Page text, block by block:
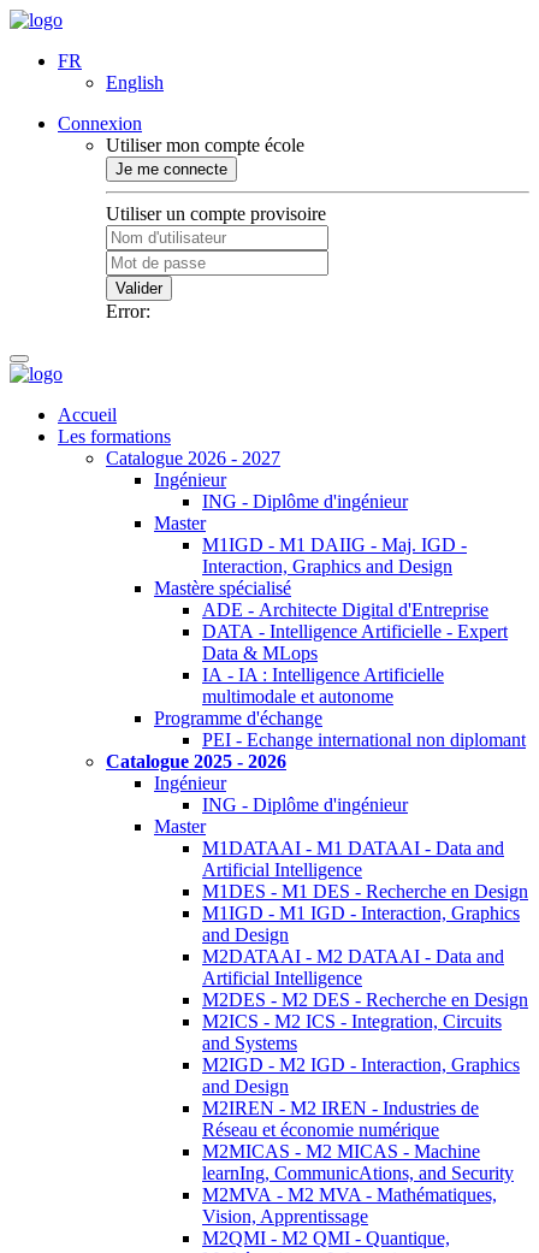
FR
English
Connexion
Utiliser mon compte école
Je me connecte
Utiliser un compte provisoire
Valider
Error:
Accueil
Les formations
Catalogue 2026 - 2027
Ingénieur
ING - Diplôme d'ingénieur
Master
M1IGD - M1 DAIIG - Maj. IGD -
Interaction, Graphics and Design
Mastère spécialisé
ADE - Architecte Digital d'Entreprise
DATA - Intelligence Artificielle - Expert
Data & MLops
IA - IA : Intelligence Artificielle
multimodale et autonome
Programme d'échange
PEI - Echange international non diplomant
Catalogue 2025 - 2026
Ingénieur
ING - Diplôme d'ingénieur
Master
M1DATAAI - M1 DATAAI - Data and
Artificial Intelligence
M1DES - M1 DES - Recherche en Design
M1IGD - M1 IGD - Interaction, Graphics
and Design
M2DATAAI - M2 DATAAI - Data and
Artificial Intelligence
M2DES - M2 DES - Recherche en Design
M2ICS - M2 ICS - Integration, Circuits
and Systems
M2IGD - M2 IGD - Interaction, Graphics
and Design
M2IREN - M2 IREN - Industries de
Réseau et économie numérique
M2MICAS - M2 MICAS - Machine
learnIng, CommunicAtions, and Security
M2MVA - M2 MVA - Mathématiques,
Vision, Apprentissage
M2QMI - M2 QMI - Quantique,